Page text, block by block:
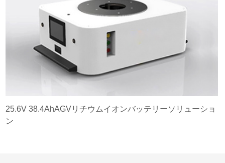
25.6V 38.4AhAGVリチウムイオンバッテリーソリューショ
ン